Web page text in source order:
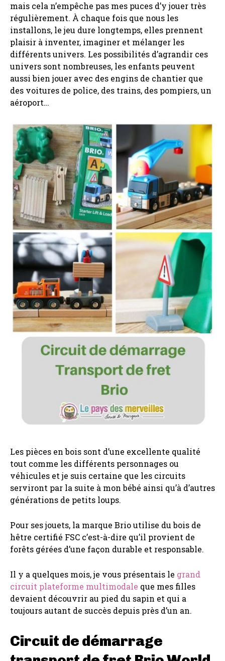
mais cela n’empêche pas mes puces d’y jouer très
régulièrement. À chaque fois que nous les
installons, le jeu dure longtemps, elles prennent
plaisir à inventer, imaginer et mélanger les
différents univers. Les possibilités d’agrandir ces
univers sont nombreuses, les enfants peuvent
aussi bien jouer avec des engins de chantier que
des voitures de police, des trains, des pompiers, un
aéroport…
Les pièces en bois sont d’une excellente qualité
tout comme les différents personnages ou
véhicules et je suis certaine que les circuits
serviront par la suite à mon bébé ainsi qu’à d’autres
générations de petits loups.
Pour ses jouets, la marque Brio utilise du bois de
hêtre certifié FSC c’est-à-dire qu’il provient de
forêts gérées d’une façon durable et responsable.
Il y a quelques mois, je vous présentais le grand
circuit plateforme multimodale que mes filles
devaient découvrir au pied du sapin et qui a
toujours autant de succès depuis près d’un an.
Circuit de démarrage